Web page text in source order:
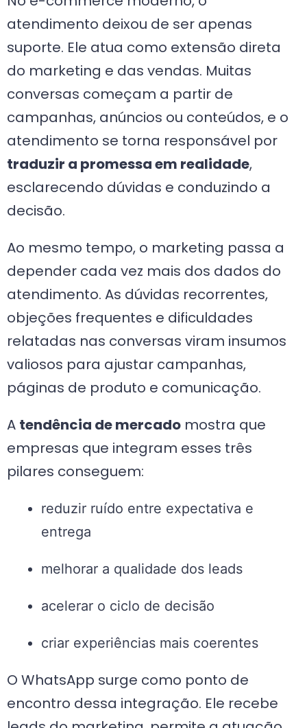
atendimento deixou de ser apenas
suporte. Ele atua como extensão direta
do marketing e das vendas. Muitas
conversas começam a partir de
campanhas, anúncios ou conteúdos, e o
atendimento se torna responsável por
traduzir a promessa em realidade,
esclarecendo dúvidas e conduzindo a
decisão.
Ao mesmo tempo, o marketing passa a
depender cada vez mais dos dados do
atendimento. As dúvidas recorrentes,
objeções frequentes e dificuldades
relatadas nas conversas viram insumos
valiosos para ajustar campanhas,
páginas de produto e comunicação.
A tendência de mercado mostra que
empresas que integram esses três
pilares conseguem:
reduzir ruído entre expectativa e
entrega
melhorar a qualidade dos leads
acelerar o ciclo de decisão
criar experiências mais coerentes
O WhatsApp surge como ponto de
encontro dessa integração. Ele recebe